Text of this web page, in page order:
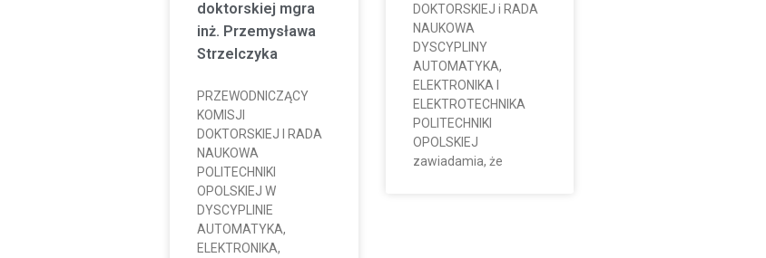
doktorskiej mgra
inż. Przemysława
Strzelczyka
PRZEWODNICZĄCY
KOMISJI
DOKTORSKIEJ I RADA
NAUKOWA
POLITECHNIKI
OPOLSKIEJ W
DYSCYPLINIE
AUTOMATYKA,
ELEKTRONIKA,
DOKTORSKIEJ i RADA
NAUKOWA
DYSCYPLINY
AUTOMATYKA,
ELEKTRONIKA I
ELEKTROTECHNIKA
POLITECHNIKI
OPOLSKIEJ
zawiadamia, że